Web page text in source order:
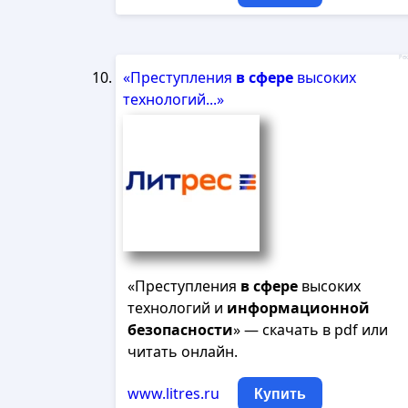
«Преступления всфере высоких
технологий...»
«Преступления всфере высоких
технологий и информационной
безопасности» — скачать в pdf или
читать онлайн.
www.litres.ru Купить